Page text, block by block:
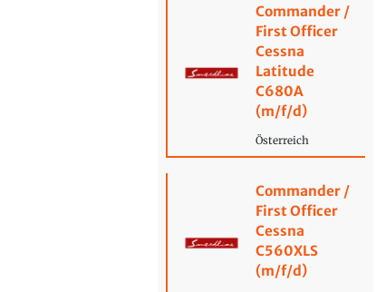
Commander /
First Officer
Cessna
Latitude
C680A
(m/f/d)
Österreich
Commander /
First Officer
Cessna
C560XLS
(m/f/d)